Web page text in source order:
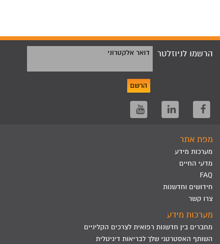
הרשמו לניוזלטר דואר אלקטרוני
הרשם
מפת אתר
מערכות מידע
מדעי החיים
FAQ
חידושים וחדשנות
צרו קשר
מערכות מידע
מחברים בין חדשנות רפואית לצרכים הקליניים
השותף האסטרטגי שלך לבריאות דיגיטלית